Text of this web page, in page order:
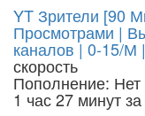
YT Зрители [90
Просмотрами |
каналов | 0-15/М
скорость
Пополнение:
1 час 27 минут